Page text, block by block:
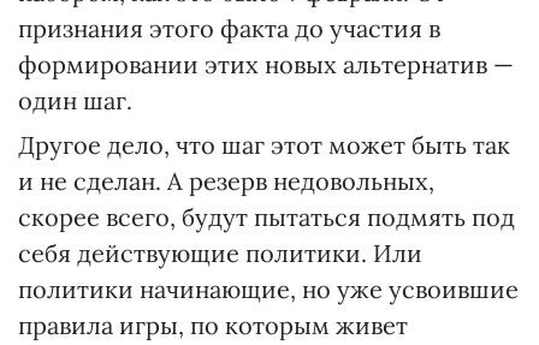
признания этого факта до участия в
формировании этих новых альтернатив —
один шаг.
Другое дело, что шаг этот может быть так
и не сделан. А резерв недовольных,
скорее всего, будут пытаться подмять под
себя действующие политики. Или
политики начинающие, но уже усвоившие
правила игры, по которым живет